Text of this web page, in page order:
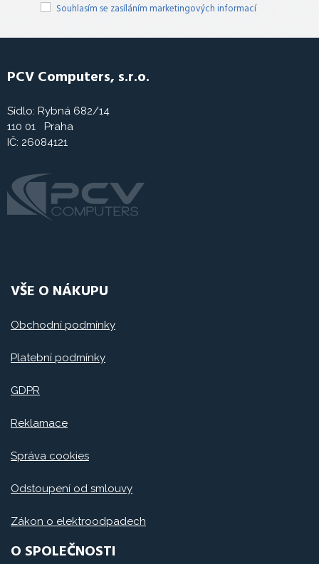
Souhlasím se zasíláním marketingových informací
PCV Computers, s.r.o.
Sídlo: Rybná 682/14
110 01 Praha
IČ: 26084121
VŠE O NÁKUPU
Obchodní podmínky
Platební podmínky
GDPR
Reklamace
Správa cookies
Odstoupení od smlouvy
Zákon o elektroodpadech
O SPOLEČNOSTI